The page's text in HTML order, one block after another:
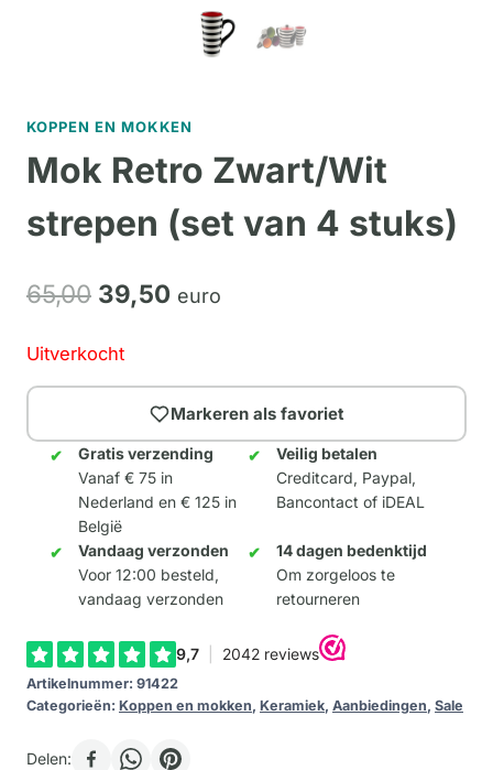
KOPPEN EN MOKKEN
Mok Retro Zwart/Wit
strepen (set van 4 stuks)
65,00 Oorspronkelijke
65,00.
39,50 Huidige
39,50.
euro
Uitverkocht
Markeren als favoriet
Gratis verzending
Vanaf € 75 in
Nederland en € 125 in
België
Veilig betalen
Creditcard, Paypal,
Bancontact of iDEAL
Vandaag verzonden
Voor 12:00 besteld,
vandaag verzonden
14 dagen bedenktijd
Om zorgeloos te
retourneren
Artikelnummer: 91422
Categorieën: Koppen en mokken, Keramiek, Aanbiedingen, Sale
Delen: